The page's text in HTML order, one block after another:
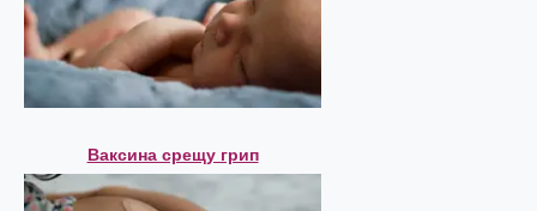
Ваксина срещу грип